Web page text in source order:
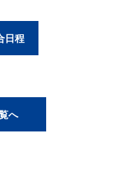
日程
へ